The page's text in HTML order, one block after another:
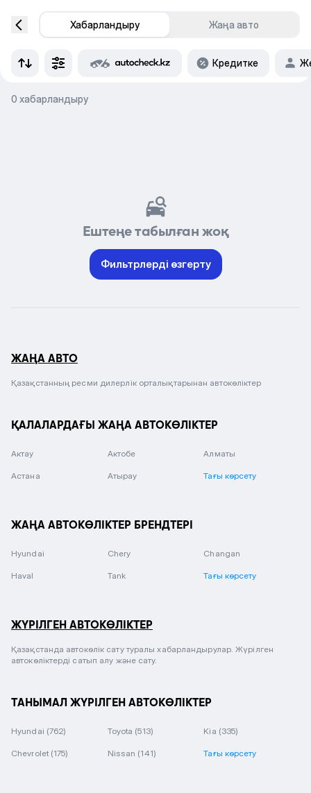
Хабарландыру Жаңа авто
Кредитке
0 хабарландыру
Ештеңе табылған жоқ
Фильтрлерді өзгерту
ЖАҢА АВТО
Қазақстанның ресми дилерлік орталықтарынан автокөліктер
ҚАЛАЛАРДАҒЫ ЖАҢА АВТОКӨЛІКТЕР
Актау Актобе Алматы
Астана Атырау Тағы көрсету
ЖАҢА АВТОКӨЛІКТЕР БРЕНДТЕРІ
Hyundai Chery Changan
Haval Tank Тағы көрсету
ЖҮРІЛГЕН АВТОКӨЛІКТЕР
Қазақстанда автокөлік сату туралы хабарландырулар. Жүрілген
автокөліктерді сатып алу және сату.
ТАНЫМАЛ ЖҮРІЛГЕН АВТОКӨЛІКТЕР
Hyundai (762) Toyota (513) Kia (335)
Chevrolet (175) Nissan (141) Тағы көрсету